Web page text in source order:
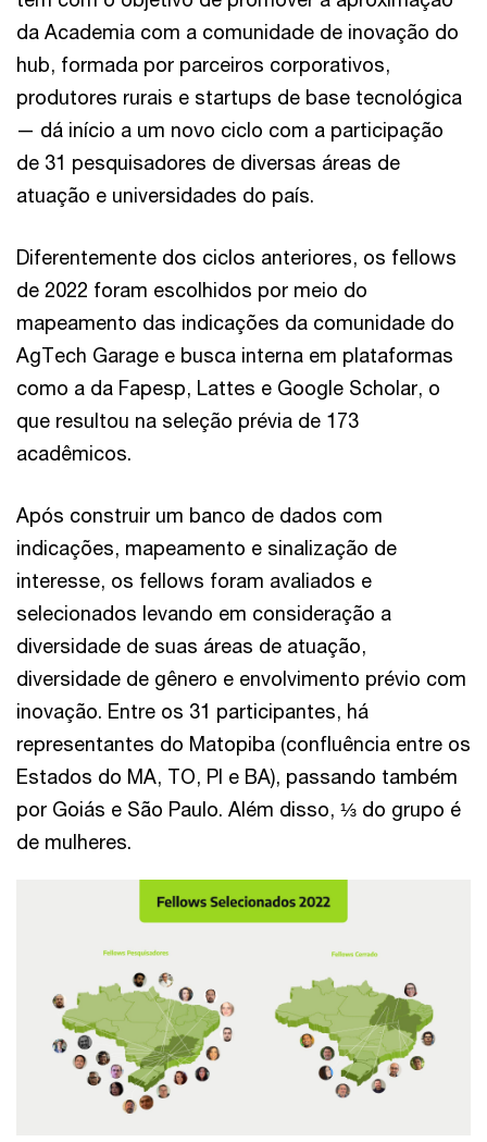
da Academia com a comunidade de inovação do
hub, formada por parceiros corporativos,
produtores rurais e startups de base tecnológica
— dá início a um novo ciclo com a participação
de 31 pesquisadores de diversas áreas de
atuação e universidades do país.
Diferentemente dos ciclos anteriores, os fellows
de 2022 foram escolhidos por meio do
mapeamento das indicações da comunidade do
AgTech Garage e busca interna em plataformas
como a da Fapesp, Lattes e Google Scholar, o
que resultou na seleção prévia de 173
acadêmicos.
Após construir um banco de dados com
indicações, mapeamento e sinalização de
interesse, os fellows foram avaliados e
selecionados levando em consideração a
diversidade de suas áreas de atuação,
diversidade de gênero e envolvimento prévio com
inovação. Entre os 31 participantes, há
representantes do Matopiba (confluência entre os
Estados do MA, TO, PI e BA), passando também
por Goiás e São Paulo. Além disso, ⅓ do grupo é
de mulheres.